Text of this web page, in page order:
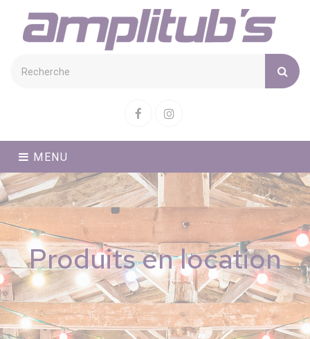
FacebookInstagram
MENU
Produits en location
Cookies management panel